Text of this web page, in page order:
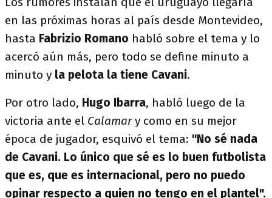
en las próximas horas al país desde Montevideo,
hasta Fabrizio Romano habló sobre el tema y lo
acercó aún más, pero todo se define minuto a
minuto y la pelota la tiene Cavani.
Por otro lado, Hugo Ibarra, habló luego de la
victoria ante el Calamary como en su mejor
época de jugador, esquivó el tema: "No sé nada
de Cavani. Lo único que sé es lo buen futbolista
que es, que es internacional, pero no puedo
opinar respecto a quien no tengo en el plantel".